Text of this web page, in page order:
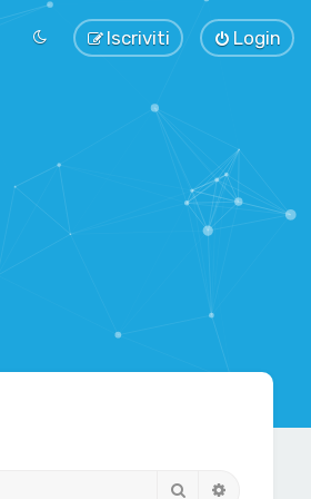
Login
Iscriviti
Cerca